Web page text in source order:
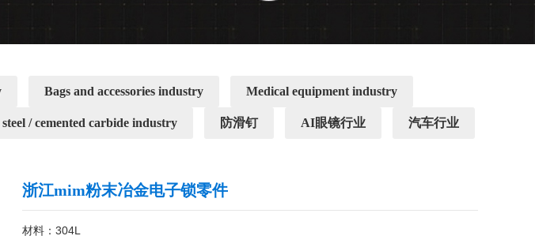
Bags and accessories industry Medical equipment industry
/ cemented carbide industry 防滑钉 AI眼镜行业 汽车行业
浙江mim粉末冶金电子锁零件
材料：304L